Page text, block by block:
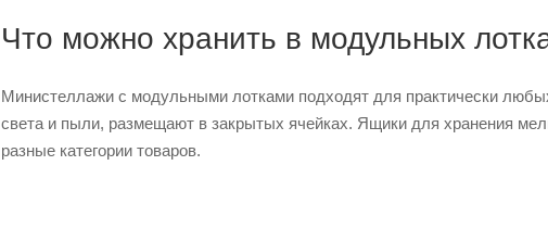
Что можно хранить в модульных
Министеллажи с модульными лотками подходят для практически
света и пыли, размещают в закрытых ячейках. Ящики для хранения
разные категории товаров.